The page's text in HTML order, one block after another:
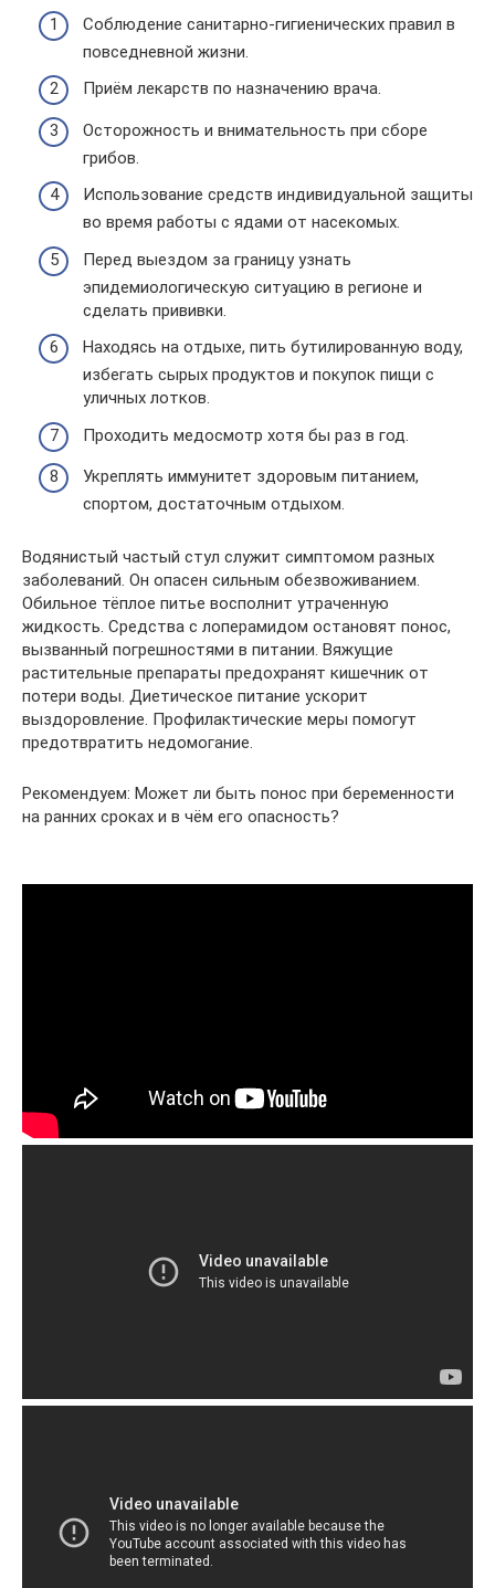
Соблюдение санитарно-гигиенических правил в
повседневной жизни.
Приём лекарств по назначению врача.
Осторожность и внимательность при сборе
грибов.
Использование средств индивидуальной защиты
во время работы с ядами от насекомых.
Перед выездом за границу узнать
эпидемиологическую ситуацию в регионе и
сделать прививки.
Находясь на отдыхе, пить бутилированную воду,
избегать сырых продуктов и покупок пищи с
уличных лотков.
Проходить медосмотр хотя бы раз в год.
Укреплять иммунитет здоровым питанием,
спортом, достаточным отдыхом.
Водянистый частый стул служит симптомом разных
заболеваний. Он опасен сильным обезвоживанием.
Обильное тёплое питье восполнит утраченную
жидкость. Средства с лоперамидом остановят понос,
вызванный погрешностями в питании. Вяжущие
растительные препараты предохранят кишечник от
потери воды. Диетическое питание ускорит
выздоровление. Профилактические меры помогут
предотвратить недомогание.
Рекомендуем: Может ли быть понос при беременности
на ранних сроках и в чём его опасность?